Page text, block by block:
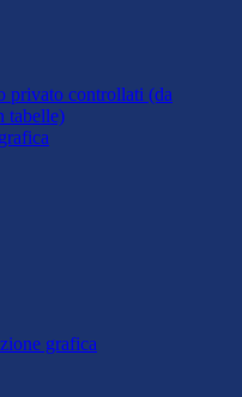
privato controllati (da
tabelle)
grafica